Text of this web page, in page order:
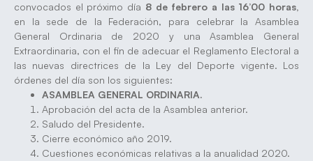
convocados el próximo día 8 de febrero a las 16’00 horas,
en la sede de la Federación, para celebrar la Asamblea
General Ordinaria de 2020 y una Asamblea General
Extraordinaria, con el fin de adecuar el Reglamento Electoral a
las nuevas directrices de la Ley del Deporte vigente. Los
órdenes del día son los siguientes:
ASAMBLEA GENERAL ORDINARIA.
Aprobación del acta de la Asamblea anterior.
Saludo del Presidente.
Cierre económico año 2019.
Cuestiones económicas relativas a la anualidad 2020.